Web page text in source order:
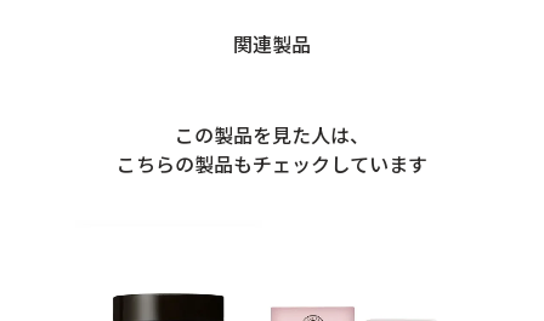
関連製品
この製品を見た人は、
こちらの製品もチェックしています